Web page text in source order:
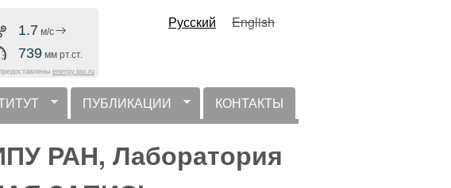
1.7 м/с
739 мм рт.ст.
energy.ipu.ru
Русский English
ПУБЛИКАЦИИ КОНТАКТЫ
РАН, Лаборатория